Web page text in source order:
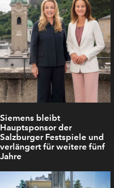
Siemens bleibt
Hauptsponsor der
Salzburger Festspiele und
verlängert für weitere fünf
Jahre